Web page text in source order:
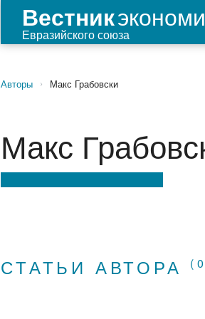
Вестник
Евразийского союза
Авторы › Макс Грабовски
Макс
СТАТЬИ АВТОРА